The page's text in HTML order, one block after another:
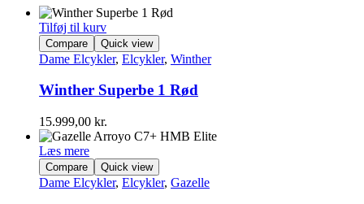
Tilføj til kurv
Compare Quick view
Dame Elcykler, Elcykler, Winther
Winther Superbe 1 Rød
15.999,00 kr.
Læs mere
Compare Quick view
Dame Elcykler, Elcykler, Gazelle